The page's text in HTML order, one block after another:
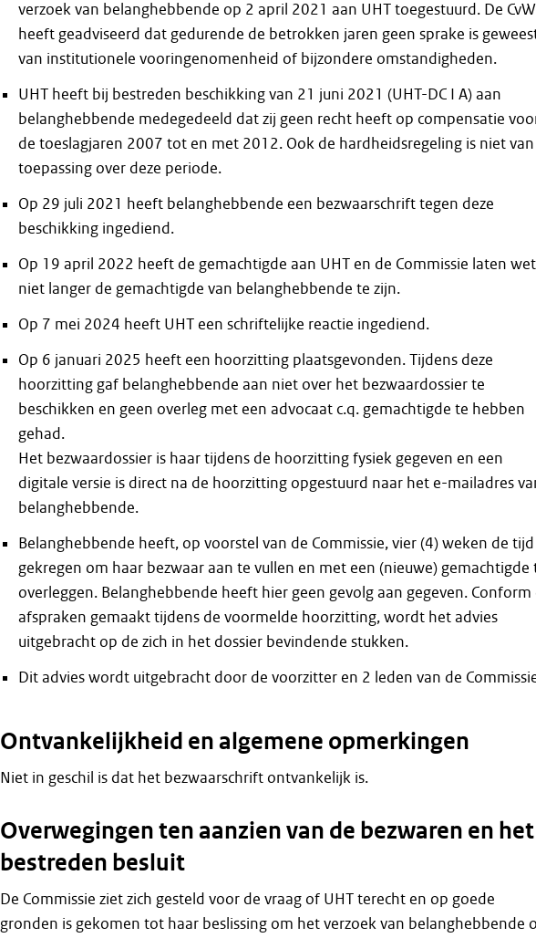
verzoek van belanghebbende op 2 april 2021 aan UHT toegestuurd. De CvW
heeft geadviseerd dat gedurende de betrokken jaren geen sprake is
van institutionele vooringenomenheid of bijzondere omstandigheden.
UHT heeft bij bestreden beschikking van 21 juni 2021 (UHT-DC I A) aan
belanghebbende medegedeeld dat zij geen recht heeft op compensatie
de toeslagjaren 2007 tot en met 2012. Ook de hardheidsregeling is niet van
toepassing over deze periode.
Op 29 juli 2021 heeft belanghebbende een bezwaarschrift tegen deze
beschikking ingediend.
Op 19 april 2022 heeft de gemachtigde aan UHT en de Commissie laten
niet langer de gemachtigde van belanghebbende te zijn.
Op 7 mei 2024 heeft UHT een schriftelijke reactie ingediend.
Op 6 januari 2025 heeft een hoorzitting plaatsgevonden. Tijdens deze
hoorzitting gaf belanghebbende aan niet over het bezwaardossier te
beschikken en geen overleg met een advocaat c.q. gemachtigde te hebben
gehad.
Het bezwaardossier is haar tijdens de hoorzitting fysiek gegeven en een
digitale versie is direct na de hoorzitting opgestuurd naar het e-mailadres
belanghebbende.
Belanghebbende heeft, op voorstel van de Commissie, vier (4) weken de tijd
gekregen om haar bezwaar aan te vullen en met een (nieuwe) gemachtigde
overleggen. Belanghebbende heeft hier geen gevolg aan gegeven. Conform
afspraken gemaakt tijdens de voormelde hoorzitting, wordt het advies
uitgebracht op de zich in het dossier bevindende stukken.
Dit advies wordt uitgebracht door de voorzitter en 2 leden van de
Ontvankelijkheid en algemene opmerkingen
Niet in geschil is dat het bezwaarschrift ontvankelijk is.
Overwegingen ten aanzien van de bezwaren en het
bestreden besluit
De Commissie ziet zich gesteld voor de vraag of UHT terecht en op goede
gronden is gekomen tot haar beslissing om het verzoek van belanghebbende